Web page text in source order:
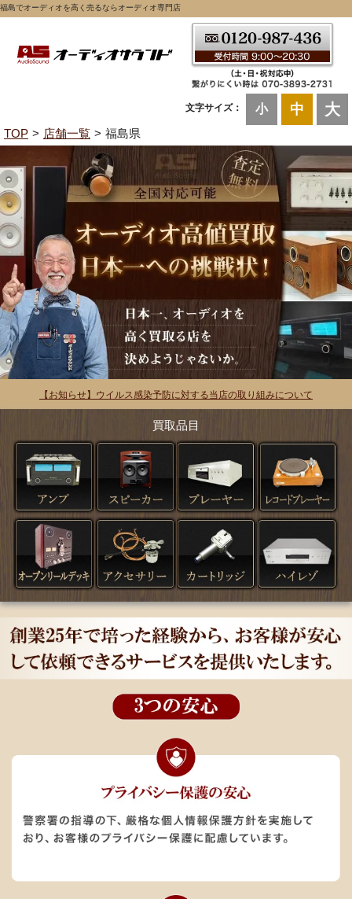
福島でオーディオを高く売るならオーディオ専門店
文字サイズ： 小 中 大
TOP 店舗一覧 福島県
【お知らせ】ウイルス感染予防に対する当店の取り組みについて
買取品目